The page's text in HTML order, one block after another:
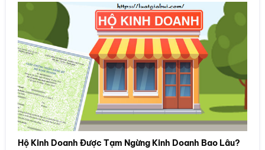
Hộ Kinh Doanh Được Tạm Ngừng Kinh Doanh Bao Lâu?